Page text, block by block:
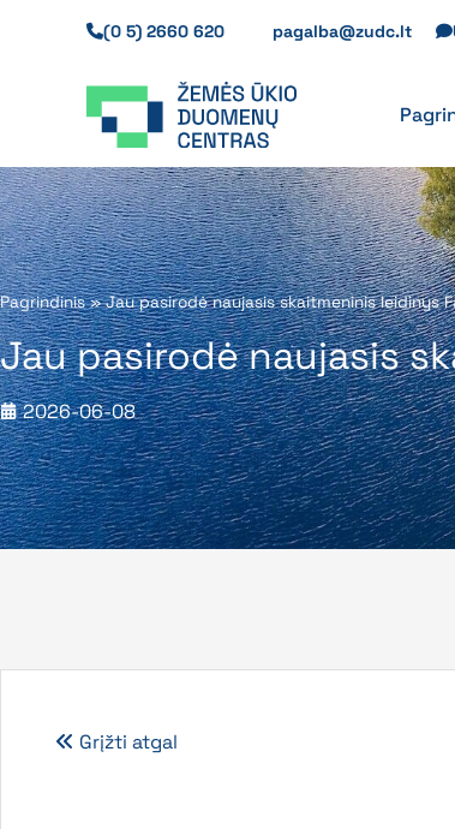
(0 5) 2660 620 pagalba@zudc.lt
Pagrindinis»Jau pasirodė naujasis skaitmeninis leidinys
Jau pasirodė naujasis
2026-06-08
Grįžti atgal